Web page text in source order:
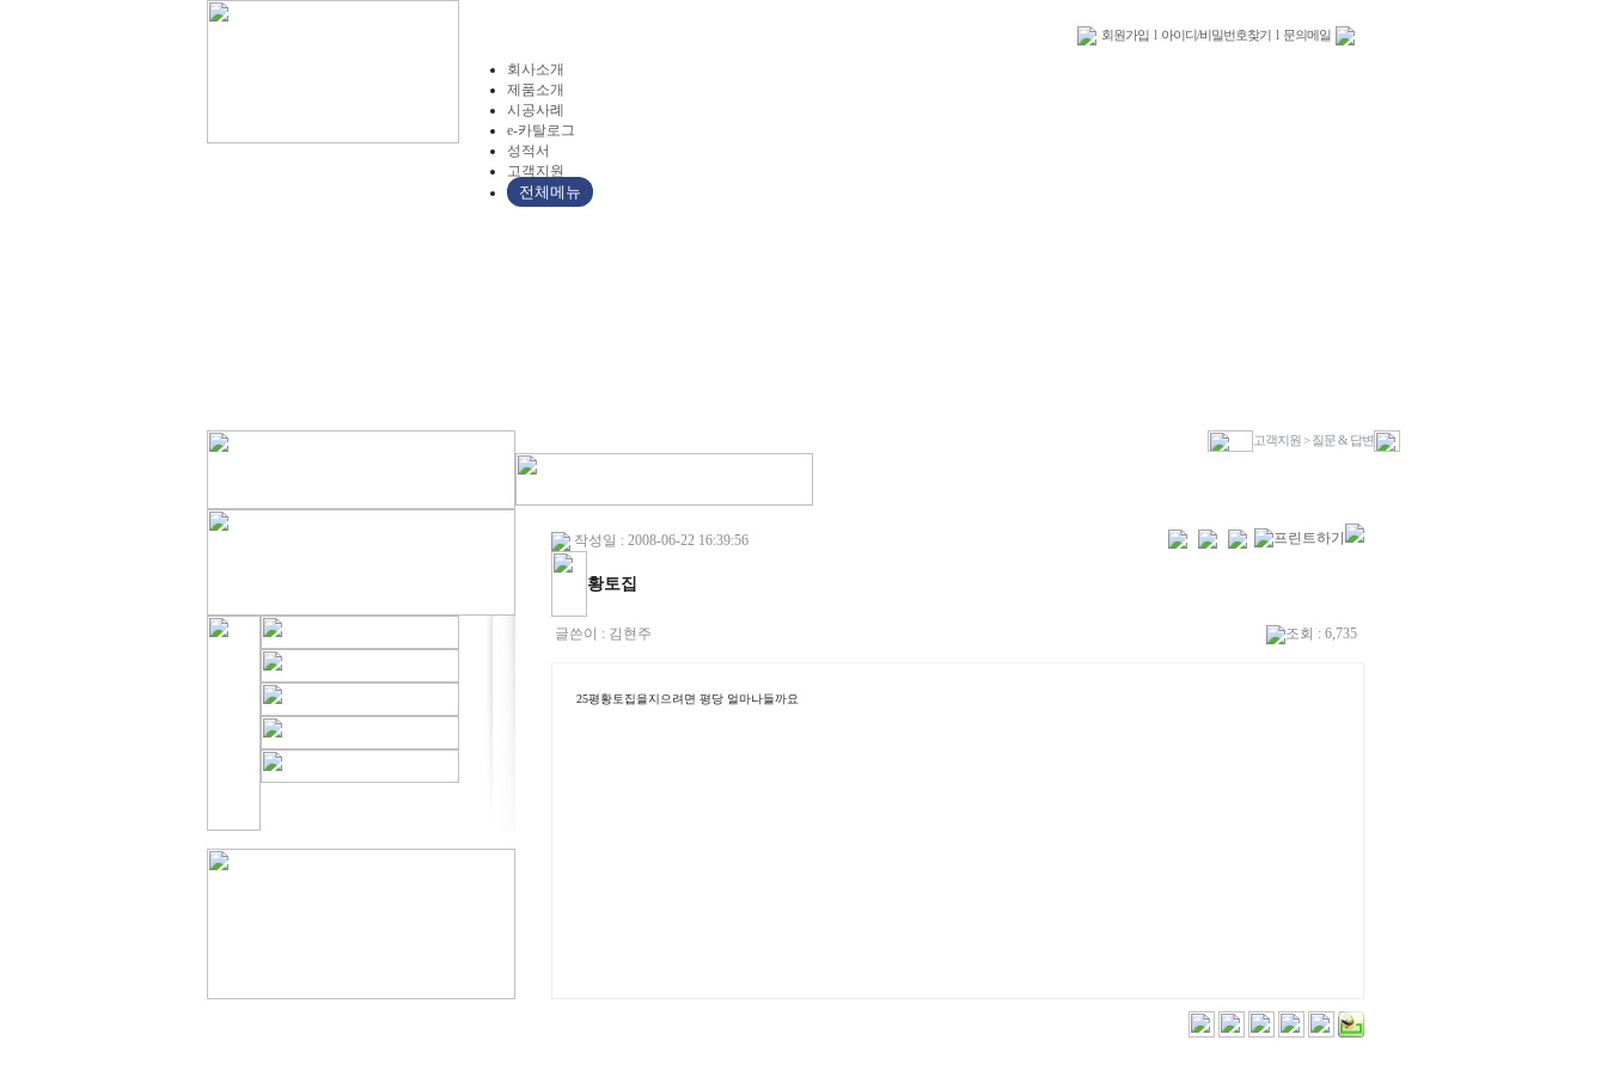
회원가입 l 아이디/비밀번호찾기 l 문의메일
회사소개
제품소개
시공사례
e-카탈로그
성적서
고객지원
전체메뉴
고객지원 > 질문 & 답변
작성일 : 2008-06-22 16:39:56
황토집
글쓴이 : 김현주 조회 : 6,735
25평황토집을지으려면 평당 얼마나들까요